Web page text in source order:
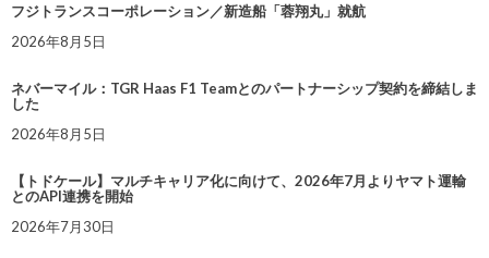
フジトランスコーポレーション／新造船「蓉翔丸」就航
2026年8月5日
ネバーマイル：TGR Haas F1 Teamとのパートナーシップ契約を締結しま
した
2026年8月5日
【トドケール】マルチキャリア化に向けて、2026年7月よりヤマト運輸
とのAPI連携を開始
2026年7月30日